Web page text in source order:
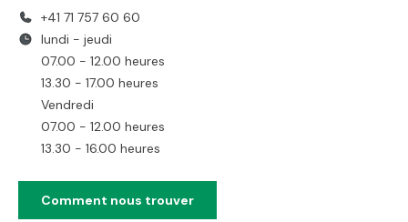
+41 71 757 60 60
lundi - jeudi
07.00 - 12.00 heures
13.30 - 17.00 heures
Vendredi
07.00 - 12.00 heures
13.30 - 16.00 heures
Comment nous trouver